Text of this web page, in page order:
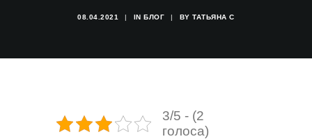
08.04.2021 | INБЛОГ | BYТАТЬЯНА С
3/5 - (2
голоса)